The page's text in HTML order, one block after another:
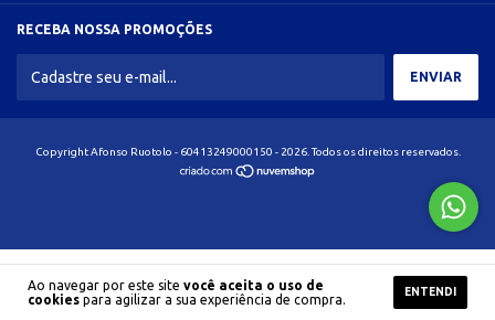
Ao navegar por este site você aceita o uso de
cookies para agilizar a sua experiência de compra.
ENTENDI
RECEBA NOSSA PROMOÇÕES
Copyright Afonso Ruotolo - 60413249000150 - 2026. Todos os direitos reservados.